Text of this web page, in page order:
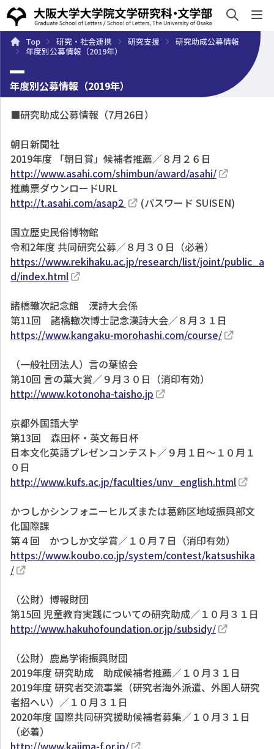
概要 学部・大学院 キャンパスライフ 入試・入学案
Top 研究・社会連携 研究支援
研究助成公募情報
年度別公募情報（2019年）
年度別公募情報（2019年）
■研究助成公募情報（7月26日）
朝日新聞社
2019年度 「朝日賞」候補者推薦／８月２６日
http://www.asahi.com/shimbun/award/asahi/
推薦票ダウンロードURL
http://t.asahi.com/asap2
(パスワード SUISEN)
国立歴史民俗博物館
令和2年度 共同研究公募／８月３０日（必着）
https://www.rekihaku.ac.jp/research/list/joint/public_a
d/index.html
諸橋轍次記念館 漢詩大会係
第11回 諸橋轍次博士記念漢詩大会／８月３１日
https://www.kangaku-morohashi.com/course/
（一般社団法人）言の葉協会
第10回 言の葉大賞／９月３０日（消印有効）
http://www.kotonoha-taisho.jp
京都外国語大学
第13回 森田杯・英文毎日杯
日本文化英語プレゼンコンテスト／９月１日～１０月１
０日
http://www.kufs.ac.jp/faculties/unv_english.html
かつしかシンフォニーヒルズまたは葛飾区地域振興部文
化国際課
第４回 かつしか文学賞／１０月７日（消印有効）
https://www.koubo.co.jp/system/contest/katsushika
/
（公財）博報財団
第15回 児童教育実践についての研究助成／１０月３１日
http://www.hakuhofoundation.or.jp/subsidy/
（公財）鹿島学術振興財団
2019年度 研究助成 助成候補者推薦／１０月３１日
2019年度 研究者交流事業（研究者海外派遣、外国人研究
者招へい）／１０月３１日
2020年度 国際共同研究援助候補者募集／１０月３１日
（必着）